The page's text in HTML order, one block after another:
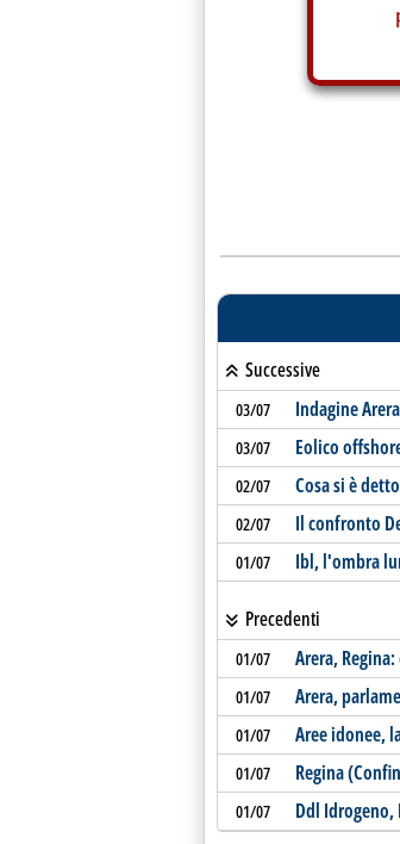
Successive
03/07 Indagine
03/07 Eolico
02/07 Cosa si è
02/07 Il confronto
01/07 Ibl, l'ombra
Precedenti
01/07 Arera,
01/07 Arera,
01/07 Aree idonee,
01/07 Regina
01/07 Ddl